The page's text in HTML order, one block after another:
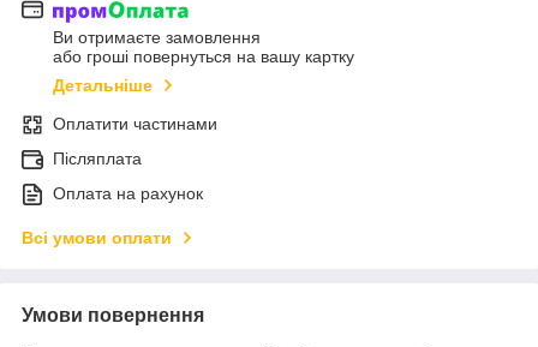
Ви отримаєте замовлення
або гроші повернуться на вашу картку
Детальніше
Оплатити частинами
Післяплата
Оплата на рахунок
Всі умови оплати
Умови повернення